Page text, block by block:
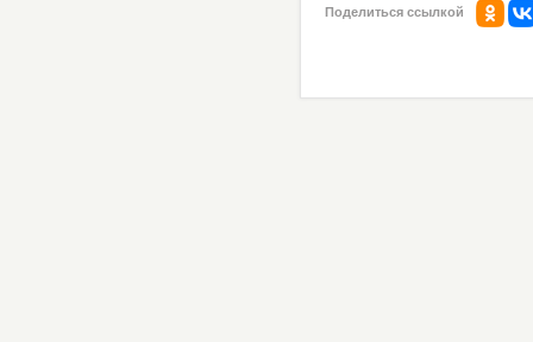
Поделиться ссылкой